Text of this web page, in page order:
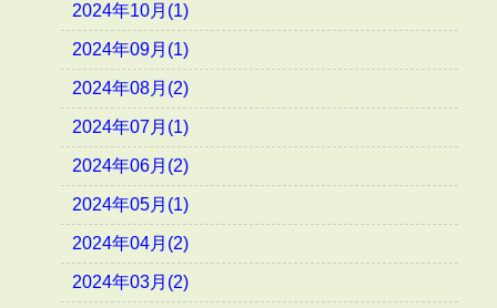
2024年10月(1)
2024年09月(1)
2024年08月(2)
2024年07月(1)
2024年06月(2)
2024年05月(1)
2024年04月(2)
2024年03月(2)